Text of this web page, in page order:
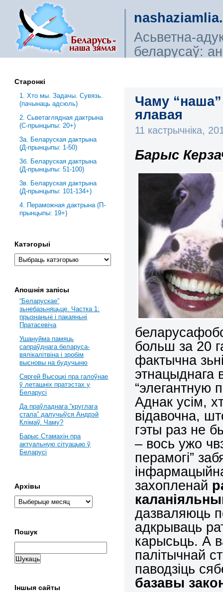
Асьветна-
беларусаў:
Чаму
ялавая
11 кастрычніка,
Барыс
больш за 20
фактычна
этнацыднага
“элегантную
Аднак усім,
відавочна,
гэты раз не
– вось ужо
перамогі”
захопленай
дазваляюць
адкрываць
карысьць. А
палітычнай
паводзіць
базавы
Старонкі
1. Хто мы. Задачы. Сувязь.
(пачынаць адсюль)
2. Сьветаглядная дактрына
(С-прынцыпы: 20+)
3a. Беларуская дактрына
(Д-прынцыпы: 1-50)
3б. Беларуская дактрына
(Д-прынцыпы: 51-100)
3в. Беларуская дактрына
(Д-прынцыпы: 101-134+)
4. Пераможная дактрына (П-
прынцыпы: 19+)
Катэгорыі
Апошнія запісы
“Беларускае”
зьнебазьняцьце. Частка 1:
прызнаньні і пакаяньні
Пратасевіча
Ушануйма памяць
сапраўднага беларуса-
вялікалітвіна і зробім
высновы на будучыню
Сяргей Высоцкі пра галоўнае
ў леташніх пратэстах у
Беларусі
Да праўладнага “круглага
стала” далучыўся Андрэй
Клімаў. Чаму?
Барыс Стамахін пра
актуальную сітуацыю ў
Беларусі
Архівы
Пошук
Іншыя сайты